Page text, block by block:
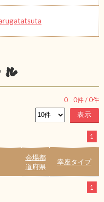
0 - 0件 /0件
1
会場都
道府県
幸座タイプ
1